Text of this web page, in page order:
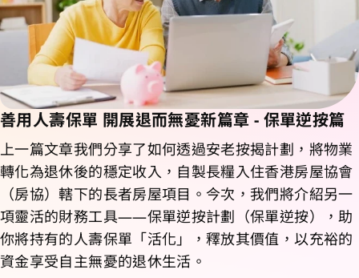
善用人壽保單 開展退而無憂新篇章 - 保單逆按篇
上一篇文章我們分享了如何透過安老按揭計劃，將物業
轉化為退休後的穩定收入，自製長糧入住香港房屋協會
（房協）轄下的長者房屋項目。今次，我們將介紹另一
項靈活的財務工具——保單逆按計劃（保單逆按），助
你將持有的人壽保單「活化」，釋放其價值，以充裕的
資金享受自主無憂的退休生活。